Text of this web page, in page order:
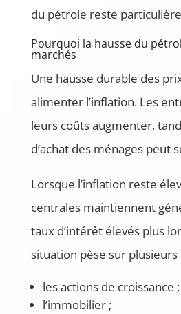
du pétrole reste
Pourquoi la hausse du
marchés
Une hausse durable des
alimenter l’inflation. Les
leurs coûts augmenter,
d’achat des ménages peut
Lorsque l’inflation reste
centrales maintiennent
taux d’intérêt élevés plus
situation pèse sur
les actions de croissance ;
l’immobilier ;